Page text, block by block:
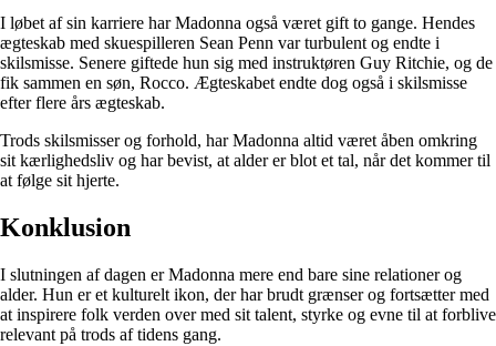
I løbet af sin karriere har Madonna også været gift to gange. Hendes
ægteskab med skuespilleren Sean Penn var turbulent og endte i
skilsmisse. Senere giftede hun sig med instruktøren Guy Ritchie, og de
fik sammen en søn, Rocco. Ægteskabet endte dog også i skilsmisse
efter flere års ægteskab.
Trods skilsmisser og forhold, har Madonna altid været åben omkring
sit kærlighedsliv og har bevist, at alder er blot et tal, når det kommer til
at følge sit hjerte.
Konklusion
I slutningen af dagen er Madonna mere end bare sine relationer og
alder. Hun er et kulturelt ikon, der har brudt grænser og fortsætter med
at inspirere folk verden over med sit talent, styrke og evne til at forblive
relevant på trods af tidens gang.